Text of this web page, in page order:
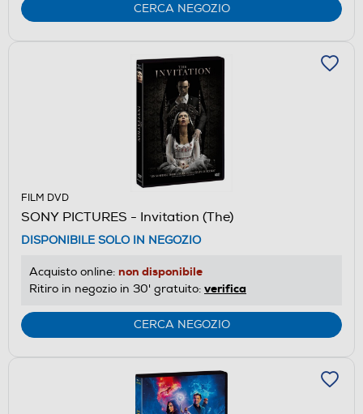
CERCA NEGOZIO
FILM DVD
SONY PICTURES - Invitation (The)
DISPONIBILE SOLO IN NEGOZIO
Acquisto online: non disponibile
Ritiro in negozio in 30' gratuito: verifica
CERCA NEGOZIO